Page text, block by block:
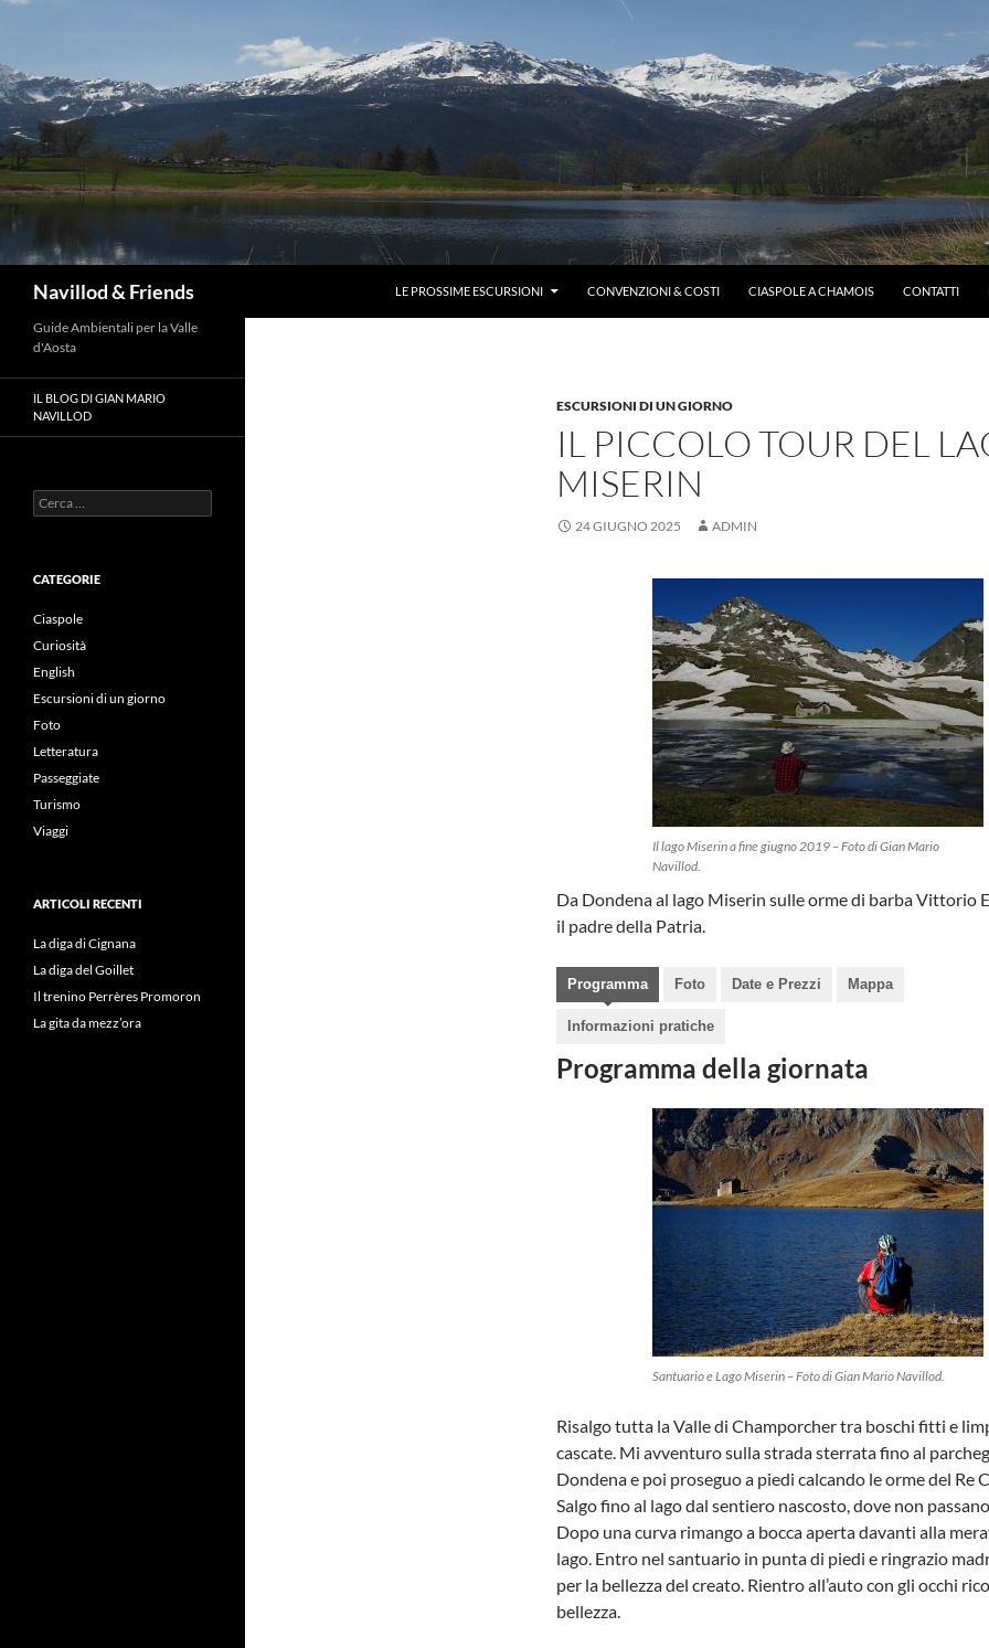
contenuto
Navillod & Friends LE PROSSIME ESCURSIONI CONVENZIONI & COSTI CIASPOLE A CHAMOIS CONTATTI
ESCURSIONI DI UN GIORNO
IL PICCOLO TOUR DEL
MISERIN
24 GIUGNO 2025 ADMIN
Il lago Miserin a fine giugno 2019 – Foto di Gian Mario
Navillod.
Da Dondena al lago Miserin sulle orme di barba Vittorio
il padre della Patria.
Programma Foto Date e Prezzi Mappa
Informazioni pratiche
Programma della giornata
Santuario e Lago Miserin – Foto di Gian Mario Navillod.
Risalgo tutta la Valle di Champorcher tra boschi fitti e
cascate. Mi avventuro sulla strada sterrata fino al
Dondena e poi proseguo a piedi calcando le orme del Re
Salgo fino al lago dal sentiero nascosto, dove non
Dopo una curva rimango a bocca aperta davanti alla
lago. Entro nel santuario in punta di piedi e ringrazio
per la bellezza del creato. Rientro all’auto con gli occhi
bellezza.
Guide Ambientali per la Valle
d'Aosta
IL BLOG DI GIAN MARIO
NAVILLOD
Ricerca
per:
CATEGORIE
Ciaspole
Curiosità
English
Escursioni di un giorno
Foto
Letteratura
Passeggiate
Turismo
Viaggi
ARTICOLI RECENTI
La diga di Cignana
La diga del Goillet
Il trenino Perrères Promoron
La gita da mezz’ora